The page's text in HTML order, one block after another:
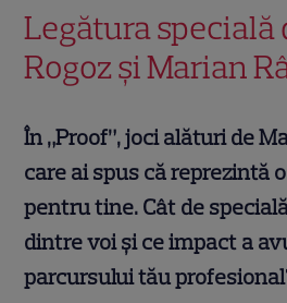
Legătura specială
Rogoz și Marian
În „Proof”, joci alături de
care ai spus că reprezintă
pentru tine. Cât de
dintre voi și ce impact a
parcursului tău